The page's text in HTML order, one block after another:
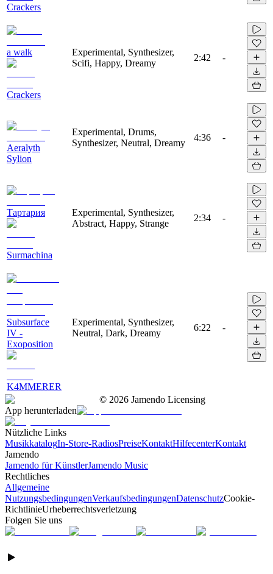
Crackers
a walk
Crackers
Experimental, Synthesizer,
Scifi, Happy, Dreamy
2:42 -
Aeralyth
Sylion
Experimental, Drums,
Synthesizer, Neutral, Dreamy
4:36 -
Тартария
Surmachina
Experimental, Synthesizer,
Abstract, Happy, Strange
2:34 -
Subsurface
IV -
Exoposition
K4MMERER
Experimental, Synthesizer,
Neutral, Dark, Dreamy
6:22 -
© 2026 Jamendo Licensing
App herunterladen
Nützliche Links
MusikkatalogIn-Store-RadiosPreiseKontaktHilfecenterKontakt
Jamendo
Jamendo für KünstlerJamendo Music
Rechtliches
Allgemeine
NutzungsbedingungenVerkaufsbedingungenDatenschutzCookie-
RichtlinieUrheberrechtsverletzung
Folgen Sie uns